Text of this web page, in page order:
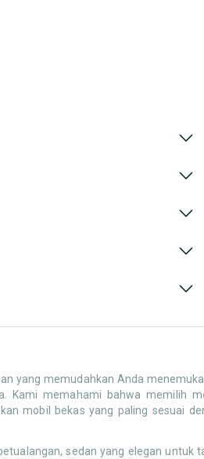
yang memudahkan Anda
Kami memahami bahwa memilih
mobil bekas yang paling sesuai
sedan yang elegan untuk